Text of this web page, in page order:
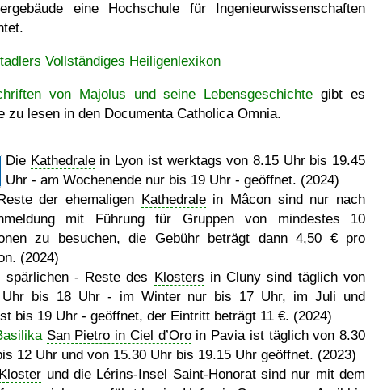
eine Hochschule für Ingenieurwissenschaften
Vollständiges Heiligenlexikon
von Majolus und seine Lebensgeschichte gibt es
zu lesen in den Documenta Catholica Omnia.
Die Kathedralein Lyon ist werktags von 8.15 Uhr bis 19.45
Uhr - am Wochenende nur bis 19 Uhr - geöffnet. (2024)
der ehemaligen Kathedralein Mâcon sind nur nach
mit Führung für Gruppen von mindestes 10
zu besuchen, die Gebühr beträgt dann 4,50 € pro
(2024)
spärlichen - Reste des Klosters in Cluny sind täglich von
Uhr bis 18 Uhr - im Winter nur bis 17 Uhr, im Juli und
bis 19 Uhr - geöffnet, der Eintritt beträgt 11 €. (2024)
San Pietro in Ciel d’Oroin Pavia ist täglich von 8.30
12 Uhr und von 15.30 Uhr bis 19.15 Uhr geöffnet. (2023)
Kloster und die Lérins-Insel Saint-Honorat sind nur mit dem